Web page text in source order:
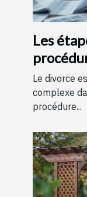
Les
Le divorce
complexe
procédure...